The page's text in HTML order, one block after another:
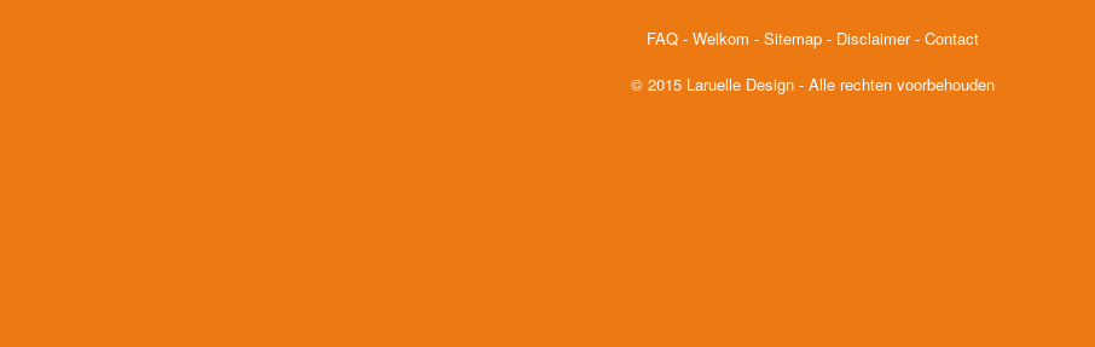
FAQ- Welkom - Sitemap- Disclaimer- Contact
© 2015 Laruelle Design - Alle rechten voorbehouden